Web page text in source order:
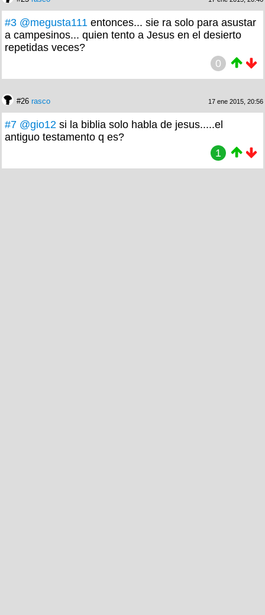
#3 @megusta111 entonces... sie ra solo para asustar
a campesinos... quien tento a Jesus en el desierto
repetidas veces?
0
#26 rasco 17 ene 2015, 20:56
#7 @gio12 si la biblia solo habla de jesus.....el
antiguo testamento q es?
1